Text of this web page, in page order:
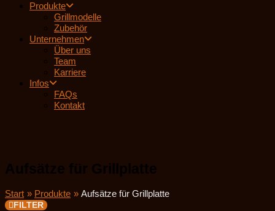
Produkte
Grillmodelle
Zubehör
Unternehmen
Über uns
Team
Karriere
Infos
FAQs
Kontakt
Aufsätze für Grillplatte
Start Produkte Aufsätze für Grillplatte
FILTER